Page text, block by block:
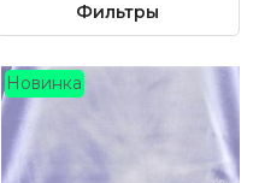
Фильтры
Новинка